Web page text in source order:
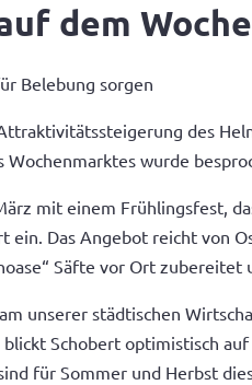
dem
Belebung sorgen
des
wurde
mit einem Frühlingsfest,
ein. Das Angebot reicht von
Säfte vor Ort zubereitet
unserer städtischen
Schobert optimistisch
für Sommer und Herbst